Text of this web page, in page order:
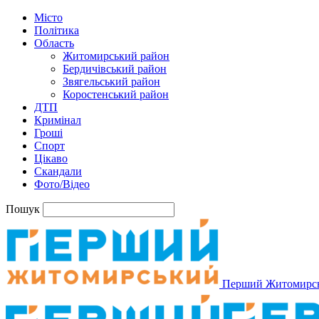
Місто
Політика
Область
Житомирський район
Бердичівський район
Звягельський район
Коростенський район
ДТП
Кримінал
Гроші
Спорт
Цікаво
Скандали
Фото/Відео
Пошук
Перший